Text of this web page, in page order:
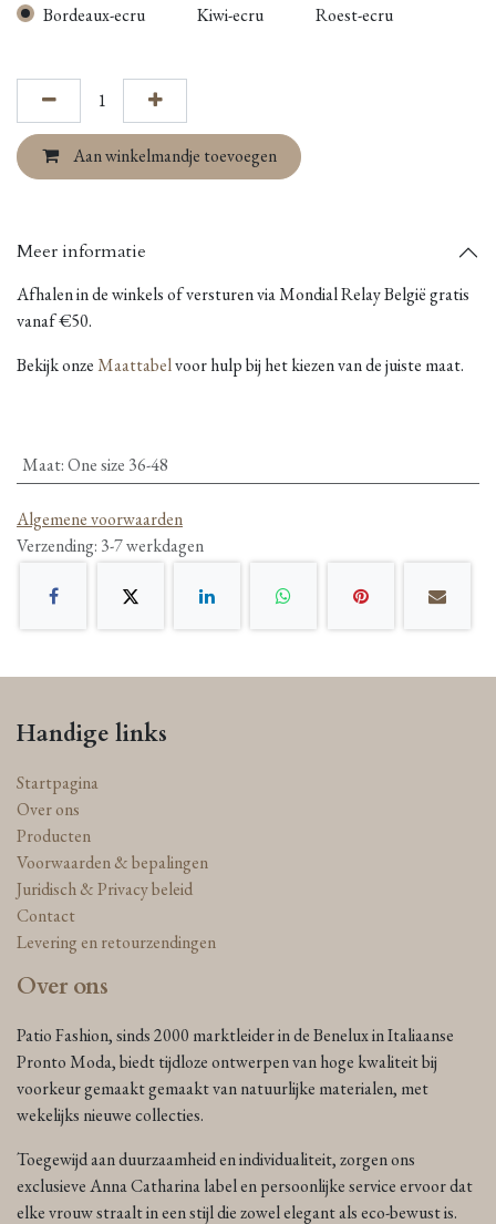
Bordeaux-ecru Kiwi-ecru Roest-ecru
Aan winkelmandje toevoegen
Meer informatie
Afhalen in de winkels of versturen via Mondial Relay België gratis
vanaf €50.
Bekijk onzeMaattabelvoor hulp bij het kiezen van de juiste maat.
Maat:One size 36-48
Algemene voorwaarden
Verzending: 3-7 werkdagen
Handige links
Startpagina
Over ons
Producten
Voorwaarden & bepalingen
Juridisch & Privacy beleid
Contact
Levering en retourzendingen
Over ons
Patio Fashion, sinds 2000 marktleider in de Benelux in Italiaanse
Pronto Moda, biedt tijdloze ontwerpen van hoge kwaliteit bij
voorkeur gemaakt gemaakt van natuurlijke materialen, met
wekelijks nieuwe collecties.
Toegewijd aan duurzaamheid en individualiteit, zorgen ons
exclusieve Anna Catharina label en persoonlijke service ervoor dat
elke vrouw straalt in een stijl die zowel elegant als eco-bewust is.